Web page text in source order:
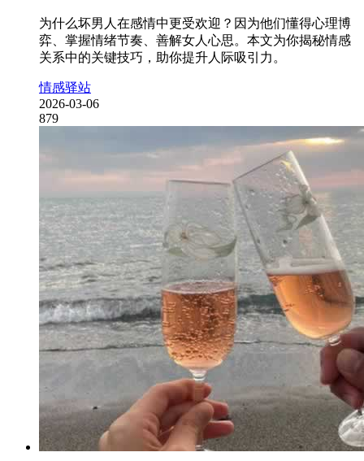
为什么坏男人在感情中更受欢迎？因为他们懂得心理博
弈、掌握情绪节奏、善解女人心思。本文为你揭秘情感
关系中的关键技巧，助你提升人际吸引力。
情感驿站
2026-03-06
879